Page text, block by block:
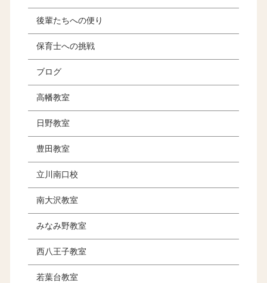
後輩たちへの便り
保育士への挑戦
ブログ
高幡教室
日野教室
豊田教室
立川南口校
南大沢教室
みなみ野教室
西八王子教室
若葉台教室